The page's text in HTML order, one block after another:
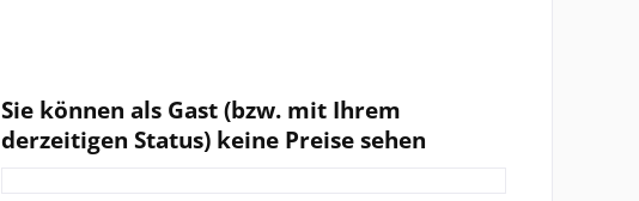
Sie können als Gast (bzw. mit Ihrem
derzeitigen Status) keine Preise sehen